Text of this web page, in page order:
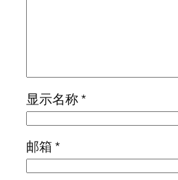
显示名称*
邮箱*